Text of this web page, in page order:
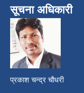
सूचना अधिकारी
प्रकाश चन्द्र चौधरी